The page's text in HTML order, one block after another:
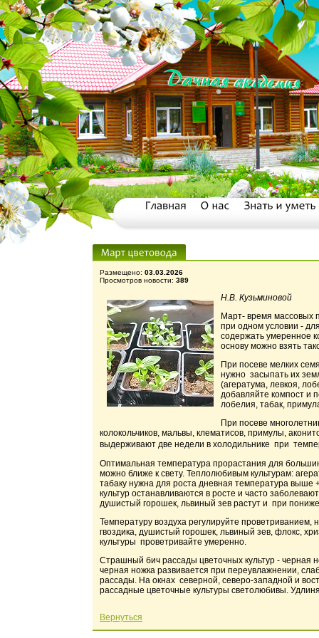
Размещено: 03.03.2026
Просмотров новости: 389
Н.В. Кузьминовой
Март- время массовых
при одном условии -
содержать умеренное
основу можно взять
При посеве мелких
нужно засыпать их
(агератума, левкоя,
добавляйте компост и
лобелия, табак,
При посеве
колокольчиков, мальвы, клематисов, примулы,
выдерживают две недели в холодильнике при
Оптимальная температура прорастания для
можно ближе к свету. Теплолюбивым культурам:
табаку нужна для роста дневная температура
культур останавливаются в росте и часто
душистый горошек, львиный зев растут и при
Температуру воздуха регулируйте проветриванием,
гвоздика, душистый горошек, львиный зев, флокс,
культуры проветривайте умеренно.
Страшный бич рассады цветочных культур -
черная ножка развивается при переувлажнении,
рассады. На окнах северной, северо-западной и
рассадные цветочные культуры светолюбивы.
Вернуться